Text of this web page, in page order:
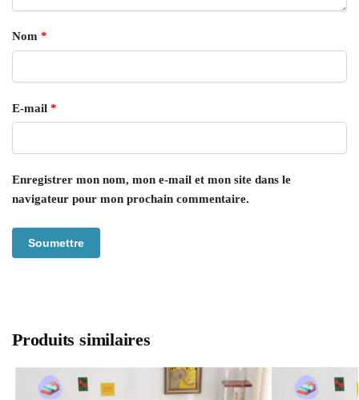
Nom *
E-mail *
Enregistrer mon nom, mon e-mail et mon site dans le
navigateur pour mon prochain commentaire.
Produits similaires